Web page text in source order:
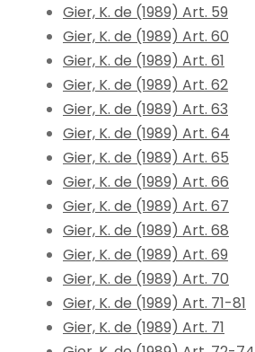
Gier, K. de (1989) Art. 59
Gier, K. de (1989) Art. 60
Gier, K. de (1989) Art. 61
Gier, K. de (1989) Art. 62
Gier, K. de (1989) Art. 63
Gier, K. de (1989) Art. 64
Gier, K. de (1989) Art. 65
Gier, K. de (1989) Art. 66
Gier, K. de (1989) Art. 67
Gier, K. de (1989) Art. 68
Gier, K. de (1989) Art. 69
Gier, K. de (1989) Art. 70
Gier, K. de (1989) Art. 71-81
Gier, K. de (1989) Art. 71